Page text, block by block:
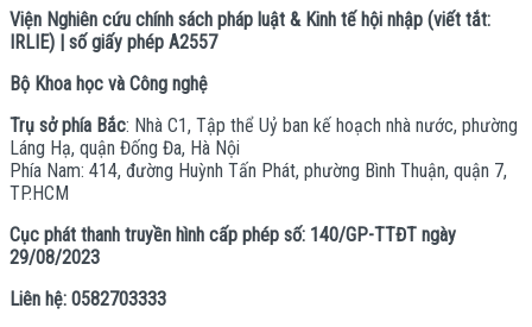
Viện Nghiên cứu chính sách pháp luật & Kinh tế hội nhập (viết tắt:
IRLIE) | số giấy phép A2557
Bộ Khoa học và Công nghệ
Trụ sở phía Bắc: Nhà C1, Tập thể Uỷ ban kế hoạch nhà nước, phường
Láng Hạ, quận Đống Đa, Hà Nội
Phía Nam: 414, đường Huỳnh Tấn Phát, phường Bình Thuận, quận 7,
TP.HCM
Cục phát thanh truyền hình cấp phép số: 140/GP-TTĐT ngày
29/08/2023
Liên hệ: 0582703333